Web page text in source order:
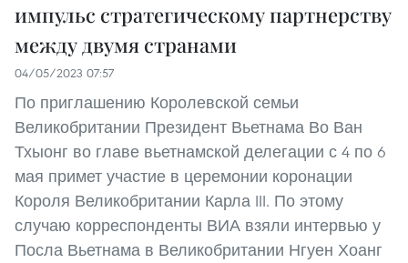
импульс стратегическому партнерству
между двумя странами
04/05/2023 07:57
По приглашению Королевской семьи
Великобритании Президент Вьетнама Во Ван
Тхыонг во главе вьетнамской делегации с 4 по 6
мая примет участие в церемонии коронации
Короля Великобритании Карла III. По этому
случаю корреспонденты ВИА взяли интервью у
Посла Вьетнама в Великобритании Нгуен Хоанг